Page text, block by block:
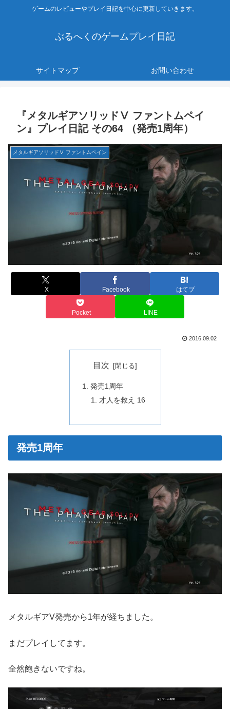
ゲームのレビューやプレイ日記を中心に更新していきます。
ぶるへくのゲームプレイ日記
サイトマップ お問い合わせ
『メタルギアソリッドⅤ ファントムペイ
ン』プレイ日記 その64 （発売1周年）
メタルギアソリッドⅤ ファントムペイン
X Facebook はてブ
Pocket LINE
2016.09.02
目次
発売1周年
才人を救え 16
発売1周年
メタルギアV発売から1年が経ちました。
まだプレイしてます。
全然飽きないですね。